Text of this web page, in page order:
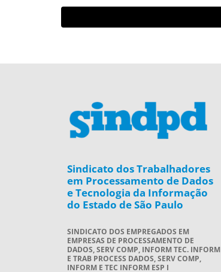
Sindicato dos Trabalhadores
em Processamento de Dados
e Tecnologia da Informação
do Estado de São Paulo
SINDICATO DOS EMPREGADOS EM
EMPRESAS DE PROCESSAMENTO DE
DADOS, SERV COMP, INFORM TEC. INFORM
E TRAB PROCESS DADOS, SERV COMP,
INFORM E TEC INFORM ESP I